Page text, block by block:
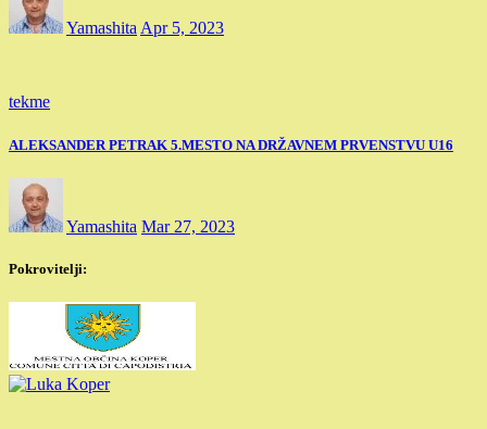
YamashitaApr 5, 2023
tekme
ALEKSANDER PETRAK 5.MESTO NA DRŽAVNEM PRVENSTVU U16
Yamashita Mar 27, 2023
Pokrovitelji: